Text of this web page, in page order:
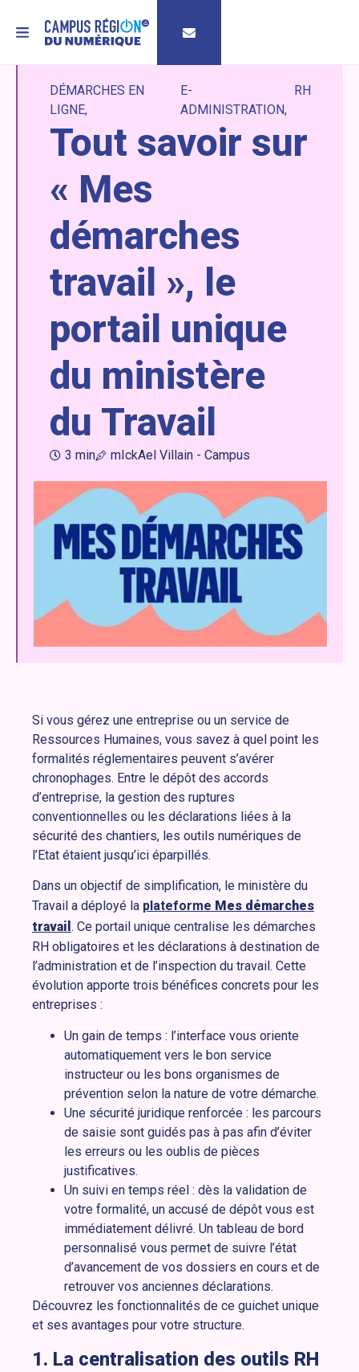
MENU
DÉMARCHES EN
LIGNE
E-
ADMINISTRATION
RH
Tout savoir sur
« Mes
démarches
travail », le
portail unique
du ministère
du Travail
3 min mIckAel Villain - Campus
Si vous gérez une entreprise ou un service de
Ressources Humaines, vous savez à quel point les
formalités réglementaires peuvent s’avérer
chronophages. Entre le dépôt des accords
d’entreprise, la gestion des ruptures
conventionnelles ou les déclarations liées à la
sécurité des chantiers, les outils numériques de
l’Etat étaient jusqu’ici éparpillés.
Dans un objectif de simplification, le ministère du
Travail a déployé la plateforme Mes démarches
travail . Ce portail unique centralise les démarches
RH obligatoires et les déclarations à destination de
l’administration et de l’inspection du travail. Cette
évolution apporte trois bénéfices concrets pour les
entreprises :
Un gain de temps : l’interface vous oriente
automatiquement vers le bon service
instructeur ou les bons organismes de
prévention selon la nature de votre démarche.
Une sécurité juridique renforcée : les parcours
de saisie sont guidés pas à pas afin d’éviter
les erreurs ou les oublis de pièces
justificatives.
Un suivi en temps réel : dès la validation de
votre formalité, un accusé de dépôt vous est
immédiatement délivré. Un tableau de bord
personnalisé vous permet de suivre l’état
d’avancement de vos dossiers en cours et de
retrouver vos anciennes déclarations.
Découvrez les fonctionnalités de ce guichet unique
et ses avantages pour votre structure.
1. La centralisation des outils RH